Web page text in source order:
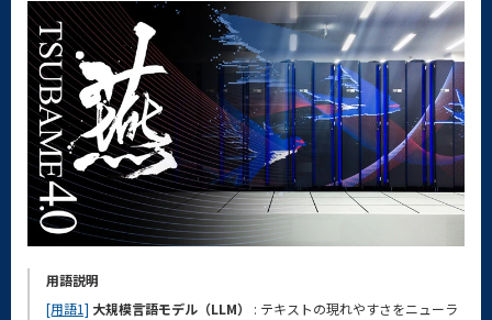
用語説明
[用語1] 大規模言語モデル（LLM）
: テキストの現れやすさをニューラ